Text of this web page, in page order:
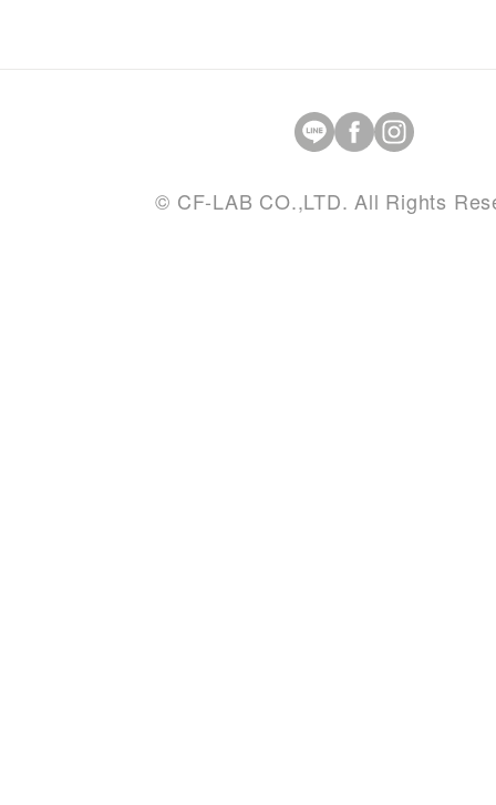
© CF-LAB CO.,LTD. All Rights